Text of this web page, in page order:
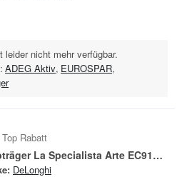
leider nicht mehr verfügbar.
ADEG Aktiv, EUROSPAR,
Top Rabatt
Siebträger La Specialista Arte EC9155.W
DeLonghi